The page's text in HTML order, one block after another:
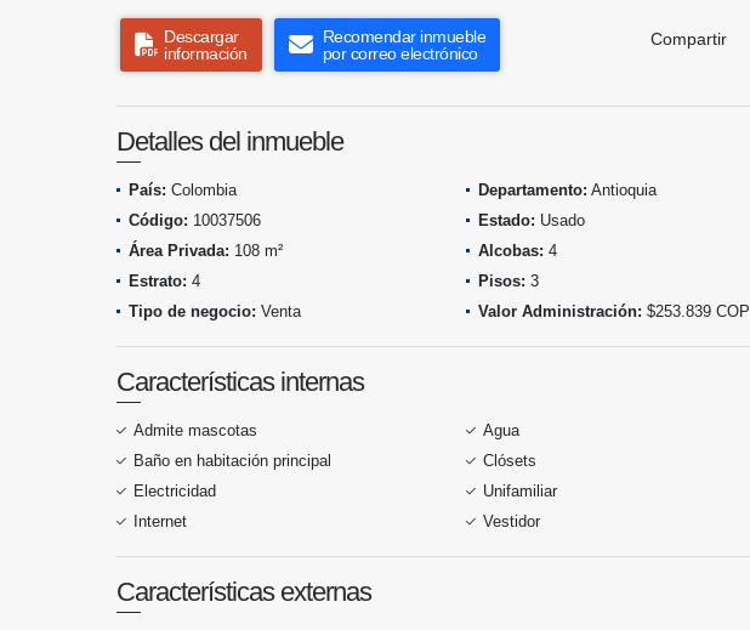
Descargar
información
Recomendar inmueble
por correo electrónico
Compartir
Detalles del inmueble
País: Colombia Departamento: Antioquia
Código: 10037506 Estado: Usado
Área Privada: 108 m² Alcobas: 4
Estrato: 4 Pisos: 3
Tipo de negocio: Venta Valor Administración: $253.839 COP
Características internas
Admite mascotas Agua
Baño en habitación principal
Clósets
Electricidad
Unifamiliar
Internet
Vestidor
Características externas